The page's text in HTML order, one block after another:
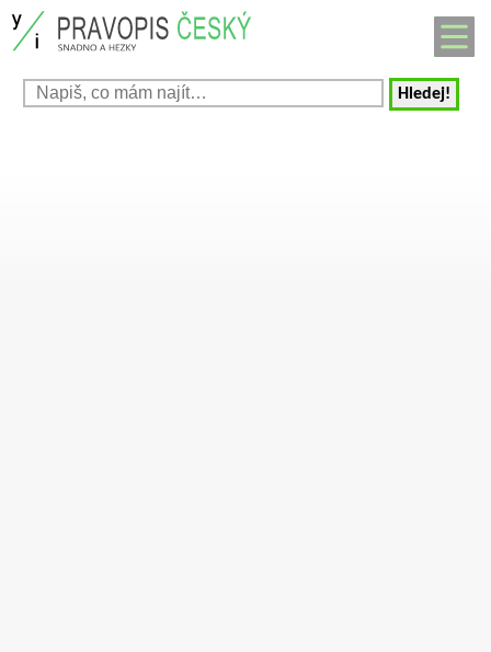
Hledej!